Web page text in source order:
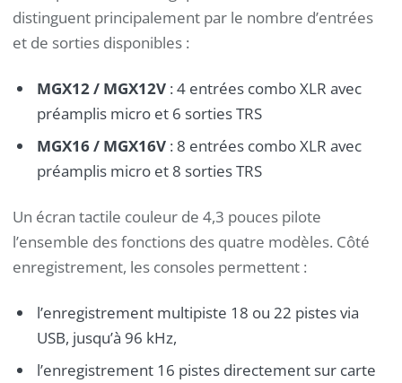
distinguent principalement par le nombre d’entrées
et de sorties disponibles :
MGX12 / MGX12V: 4 entrées combo XLR avec
préamplis micro et 6 sorties TRS
MGX16 / MGX16V: 8 entrées combo XLR avec
préamplis micro et 8 sorties TRS
Un écran tactile couleur de 4,3 pouces pilote
l’ensemble des fonctions des quatre modèles. Côté
enregistrement, les consoles permettent :
l’enregistrement multipiste 18 ou 22 pistes via
USB, jusqu’à 96 kHz,
l’enregistrement 16 pistes directement sur carte